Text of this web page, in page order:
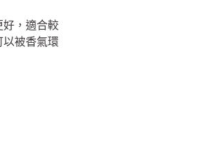
好，適合較
以被香氣環